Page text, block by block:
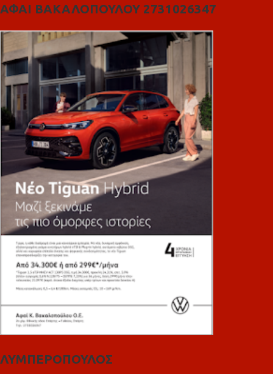
ΑΦΑΙ ΒΑΚΑΛΟΠΟΥΛΟΥ 2731026347
ΛΥΜΠΕΡΟΠΟΥΛΟΣ